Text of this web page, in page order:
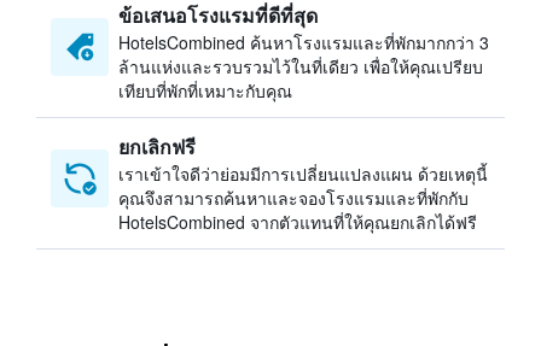
ข้อเสนอโรงแรมที่ดีที่สุด
HotelsCombined ค้นหาโรงแรมและที่พักมากกว่า 3
ล้านแห่งและรวบรวมไว้ในที่เดียว เพื่อให้คุณเปรียบ
เทียบที่พักที่เหมาะกับคุณ
ยกเลิกฟรี
เราเข้าใจดีว่าย่อมมีการเปลี่ยนแปลงแผน ด้วยเหตุนี้
คุณจึงสามารถค้นหาและจองโรงแรมและที่พักกับ
HotelsCombined จากตัวแทนที่ให้คุณยกเลิกได้ฟรี